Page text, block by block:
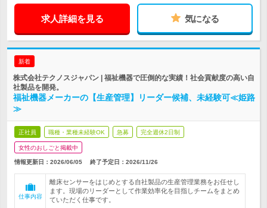
求人詳細を見る 気になる
新着
株式会社テクノスジャパン | 福祉機器で圧倒的な実績！社会貢献度の高い自
社製品を開発。
福祉機器メーカーの【生産管理】リーダー候補、未経験可≪姫路
≫
正社員 職種・業種未経験OK 急募 完全週休2日制
女性のおしごと掲載中
情報更新日：2026/06/05 終了予定日： 2026/11/26
仕事内容
離床センサーをはじめとする自社製品の生産管理業務をお任せし
ます。現場のリーダーとして作業効率化を目指しチームをまとめ
ていただく仕事です。